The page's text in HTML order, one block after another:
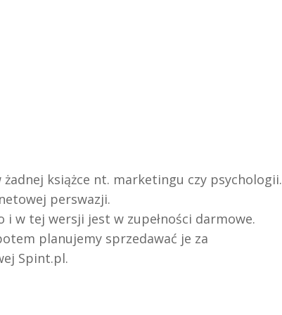
książce nt. marketingu czy psychologii.
perswazji.
i w tej wersji jest w zupełności darmowe.
planujemy sprzedawać je za
Spint.pl.